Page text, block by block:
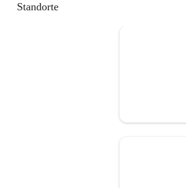
Standorte